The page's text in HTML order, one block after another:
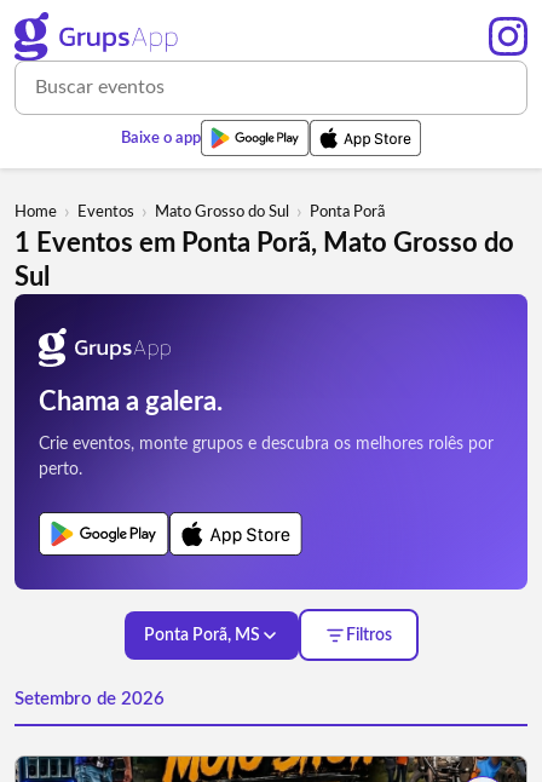
Baixe o app
Home › Eventos › Mato Grosso do Sul › Ponta Porã
1 Eventos em Ponta Porã, Mato Grosso do
Sul
Chama a galera.
Crie eventos, monte grupos e descubra os melhores rolês por
perto.
Ponta Porã, MS Filtros
Setembro de 2026